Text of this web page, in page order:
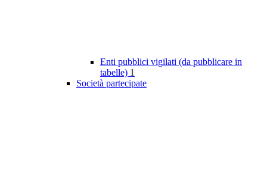
Enti pubblici vigilati (da pubblicare in
tabelle) 1
Società partecipate